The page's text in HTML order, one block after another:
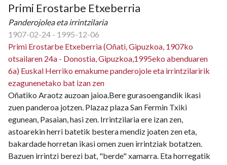
Primi Erostarbe Etxeberria
Panderojolea eta irrintzilaria
1907-02-24 - 1995-12-06
Primi Erostarbe Etxeberria (Oñati, Gipuzkoa, 1907ko
otsailaren 24a - Donostia, Gipuzkoa,1995eko abenduaren
6a) Euskal Herriko emakume panderojole eta irrintzilaririk
ezagunenetako bat izan zen
Oñatiko Araotz auzoan jaioa.Bere gurasoengandik ikasi
zuen panderoa jotzen. Plazaz plaza San Fermin Txiki
egunean, Pasaian, hasi zen. Irrintzilaria ere izan zen,
astoarekin herri batetik bestera mendiz joaten zen eta,
bakardade horretan ikasi omen zuen irrintziak botatzen.
Bazuen irrintzi berezi bat, "berde" xamarra. Eta horregatik